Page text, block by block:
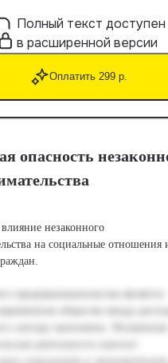
Полный текст доступен
в расширенной версии
Оплатить 299 р.
опасность
незаконного
на социальные отношения